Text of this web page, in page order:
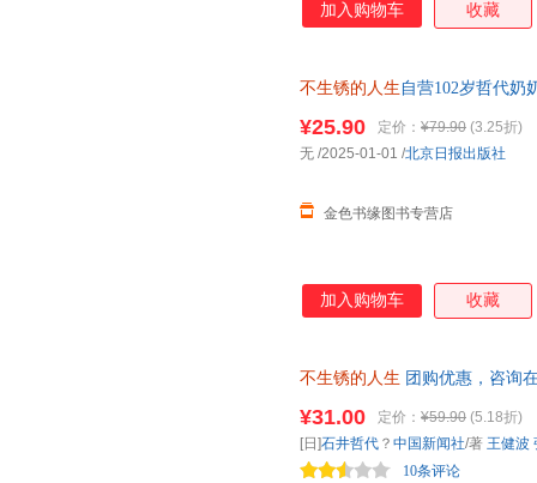
加入购物车 收藏
不生锈的人生 自营102岁哲代奶
¥25.90 定价： ¥79.90 (3.25折)
金色书缘图书专营店
无 /2025-01-01 /北京日报出版社
加入购物车 收藏
不生锈的人生 团购优惠，咨询
¥31.00 定价： ¥59.90 (5.18折)
10条评论
[日]石井哲代 ？ 中国新闻社/著 王健波